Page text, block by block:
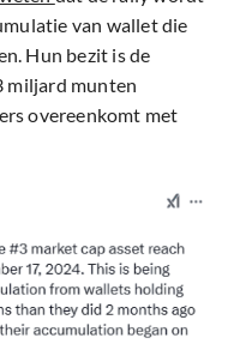
van wallet die
Hun bezit is de
miljard munten
overeenkomt met